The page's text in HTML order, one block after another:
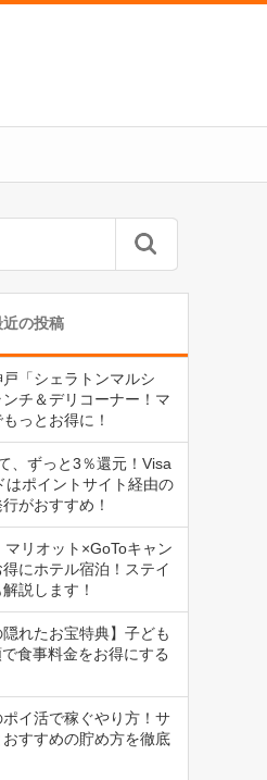
近の投稿
「シェラトンマルシ
チ＆デリコーナー！マ
っとお得に！
、ずっと3％還元！Visa
はポイントサイト経由の
がおすすめ！
リオット×GoToキャン
にホテル宿泊！ステイ
説します！
隠れたお宝特典】子ども
食事料金をお得にする
ポイ活で稼ぐやり方！サ
すすめの貯め方を徹底